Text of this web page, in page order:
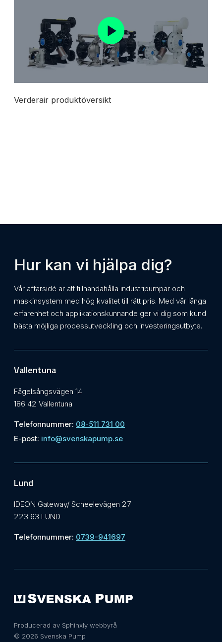
Verderair produktöversikt
Hur kan vi hjälpa dig?
Vår affärsidé är att tillhandahålla industripumpar och
maskinsystem med hög kvalitet till rätt pris. Med vår långa
erfarenhet och applikationskunnande ger vi dig som kund
bästa möjliga processutveckling och investeringsutbyte.
Vallentuna
Fågelsångsvägen 14
186 42 Vallentuna
Telefonnummer: 08-511 731 00
E-post: info@svenskapump.se
Lund
IDEON Gateway/ Scheelevägen 27
223 63 LUND
Telefonnummer: 0739-941697
Producerad av Sphinxly webbyrå
© 2026 Svenska Pump